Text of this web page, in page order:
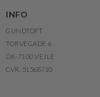
INFO
GUNDTOFT
TORVEGADE 6
DK-7100 VEJLE
CVR. 51568710